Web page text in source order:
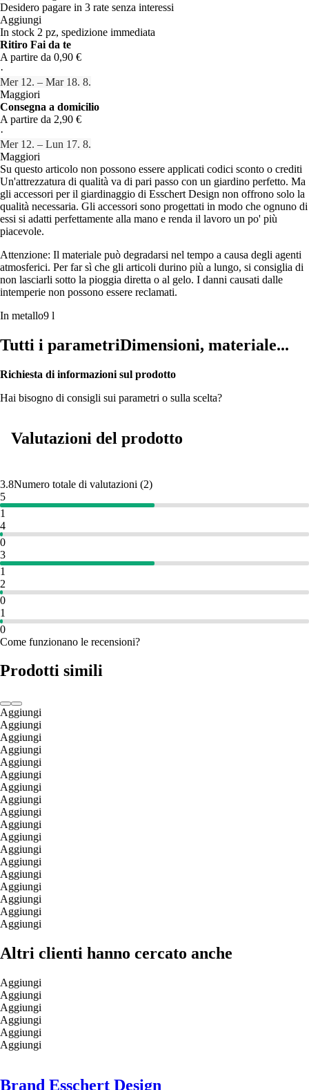
Desidero pagare in 3 rate senza interessi
Aggiungi
In stock 2 pz, spedizione immediata
Ritiro Fai da te
A partire da 0,90 €
·
Mer 12. – Mar 18. 8.
Maggiori
Consegna a domicilio
A partire da 2,90 €
·
Mer 12. – Lun 17. 8.
Maggiori
Su questo articolo non possono essere applicati codici sconto o crediti
Un'attrezzatura di qualità va di pari passo con un giardino perfetto. Ma
gli accessori per il giardinaggio di Esschert Design non offrono solo la
qualità necessaria. Gli accessori sono progettati in modo che ognuno di
essi si adatti perfettamente alla mano e renda il lavoro un po' più
piacevole.
Attenzione: Il materiale può degradarsi nel tempo a causa degli agenti
atmosferici. Per far sì che gli articoli durino più a lungo, si consiglia di
non lasciarli sotto la pioggia diretta o al gelo. I danni causati dalle
intemperie non possono essere reclamati.
In metallo9 l
Tutti i parametriDimensioni, materiale...
Richiesta di informazioni sul prodotto
Hai bisogno di consigli sui parametri o sulla scelta?
Valutazioni del prodotto
3.8Numero totale di valutazioni (2)
5
1
4
0
3
1
2
0
1
0
Come funzionano le recensioni?
Prodotti simili
Aggiungi
Aggiungi
Aggiungi
Aggiungi
Aggiungi
Aggiungi
Aggiungi
Aggiungi
Aggiungi
Aggiungi
Aggiungi
Aggiungi
Aggiungi
Aggiungi
Aggiungi
Aggiungi
Aggiungi
Aggiungi
Altri clienti hanno cercato anche
Aggiungi
Aggiungi
Aggiungi
Aggiungi
Aggiungi
Aggiungi
Brand Esschert Design